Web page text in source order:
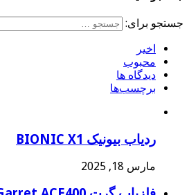
جستجو برای:
اخیر
محبوب
دیدگاه ها
برچسب‌ها
ردیاب بیونیک BIONIC X1
مارس 18, 2025